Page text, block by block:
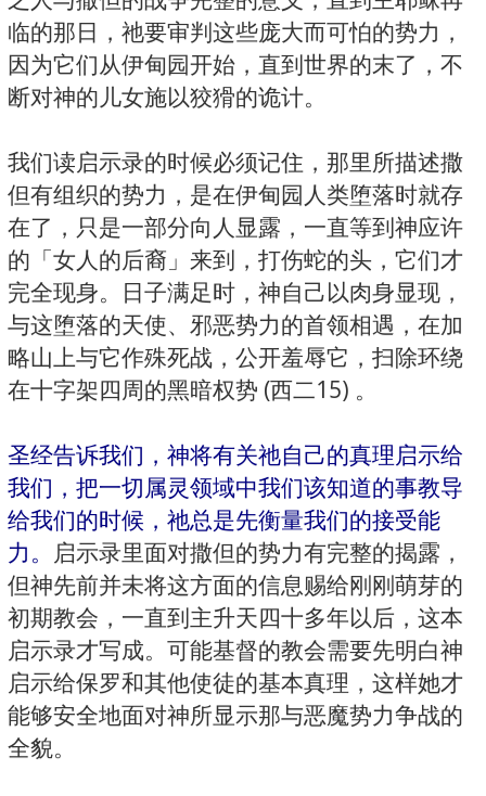
临的那日，祂要审判这些庞大而可怕的势力，
因为它们从伊甸园开始，直到世界的末了，不
断对神的儿女施以狡猾的诡计。
我们读启示录的时候必须记住，那里所描述撒
但有组织的势力，是在伊甸园人类堕落时就存
在了，只是一部分向人显露，一直等到神应许
的「女人的后裔」来到，打伤蛇的头，它们才
完全现身。日子满足时，神自己以肉身显现，
与这堕落的天使、邪恶势力的首领相遇，在加
略山上与它作殊死战，公开羞辱它，扫除环绕
在十字架四周的黑暗权势 (西二15) 。
圣经告诉我们，神将有关祂自己的真理启示给
我们，把一切属灵领域中我们该知道的事教导
给我们的时候，祂总是先衡量我们的接受能
力。
启示录里面对撒但的势力有完整的揭露，
但神先前并未将这方面的信息赐给刚刚萌芽的
初期教会，一直到主升天四十多年以后，这本
启示录才写成。可能基督的教会需要先明白神
启示给保罗和其他使徒的基本真理，这样她才
能够安全地面对神所显示那与恶魔势力争战的
全貌。